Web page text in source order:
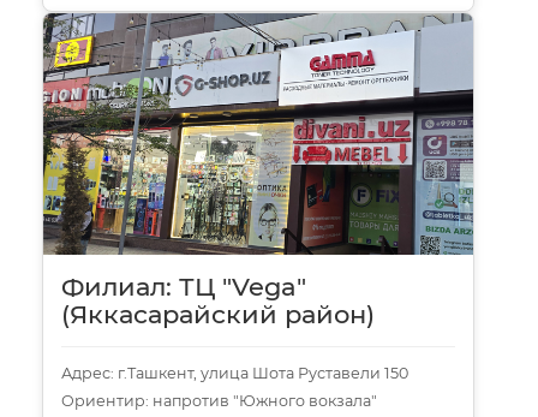
Филиал: ТЦ "Vega"
(Яккасарайский район)
Адрес: г.Ташкент, улица Шота Руставели 150
Ориентир: напротив "Южного вокзала"